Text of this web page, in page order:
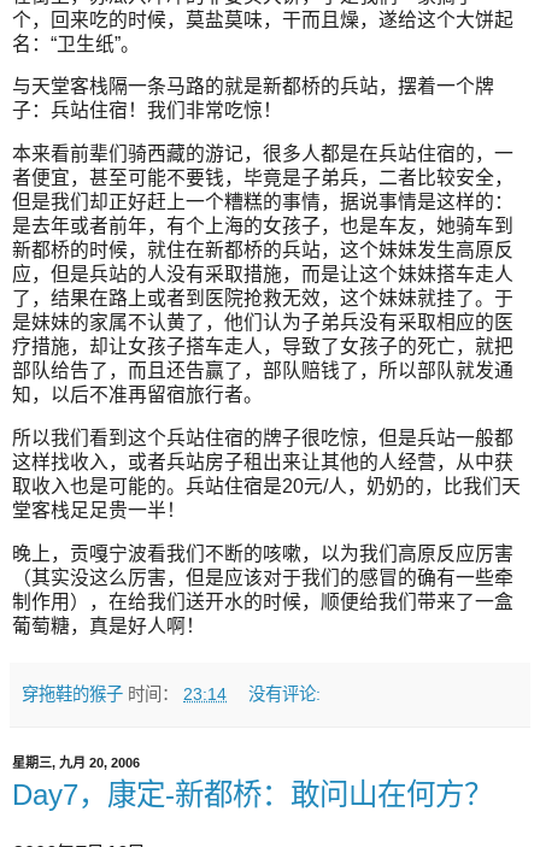
个，回来吃的时候，莫盐莫味，干而且燥，遂给这个大饼起
名：“卫生纸”。
与天堂客栈隔一条马路的就是新都桥的兵站，摆着一个牌
子：兵站住宿！我们非常吃惊！
本来看前辈们骑西藏的游记，很多人都是在兵站住宿的，一
者便宜，甚至可能不要钱，毕竟是子弟兵，二者比较安全，
但是我们却正好赶上一个糟糕的事情，据说事情是这样的：
是去年或者前年，有个上海的女孩子，也是车友，她骑车到
新都桥的时候，就住在新都桥的兵站，这个妹妹发生高原反
应，但是兵站的人没有采取措施，而是让这个妹妹搭车走人
了，结果在路上或者到医院抢救无效，这个妹妹就挂了。于
是妹妹的家属不认黄了，他们认为子弟兵没有采取相应的医
疗措施，却让女孩子搭车走人，导致了女孩子的死亡，就把
部队给告了，而且还告赢了，部队赔钱了，所以部队就发通
知，以后不准再留宿旅行者。
所以我们看到这个兵站住宿的牌子很吃惊，但是兵站一般都
这样找收入，或者兵站房子租出来让其他的人经营，从中获
取收入也是可能的。兵站住宿是20元/人，奶奶的，比我们天
堂客栈足足贵一半！
晚上，贡嘎宁波看我们不断的咳嗽，以为我们高原反应厉害
（其实没这么厉害，但是应该对于我们的感冒的确有一些牵
制作用），在给我们送开水的时候，顺便给我们带来了一盒
葡萄糖，真是好人啊！
穿拖鞋的猴子 时间： 23:14 没有评论:
星期三, 九月 20, 2006
Day7，康定-新都桥：敢问山在何方？